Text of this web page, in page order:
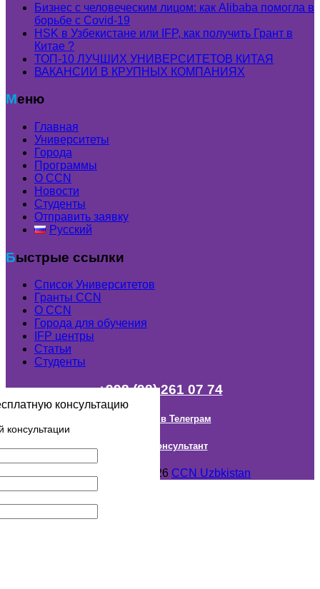
Бизнес с человеческим лицом: как Alibaba помогла в
борьбе с Covid-19
HSK в Узбекистане или IFP, как получить Грант в
Китае ?
ТОП-10 ЛУЧШИХ УНИВЕРСИТЕТОВ КИТАЯ
ВАКАНСИИ В КРУПНЫХ КОМПАНИЯХ
Меню
Главная
Университеты
Города
Программы
О CCN
Новости
Студенты
Отправить заявку
Русский
Быстрые ссылки
Список Университетов
Гранты ССN
О ССN
Города для обучения
IFP центры
Статьи
Студенты
+998 (98) 261 07 74
Наш канал в Телеграм
Онлайн Консультант
Авторское право © 2018- 2026 CCN Uzbkistan
консультацию
консультации